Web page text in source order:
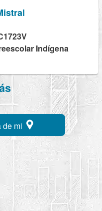
Indígena
de mi